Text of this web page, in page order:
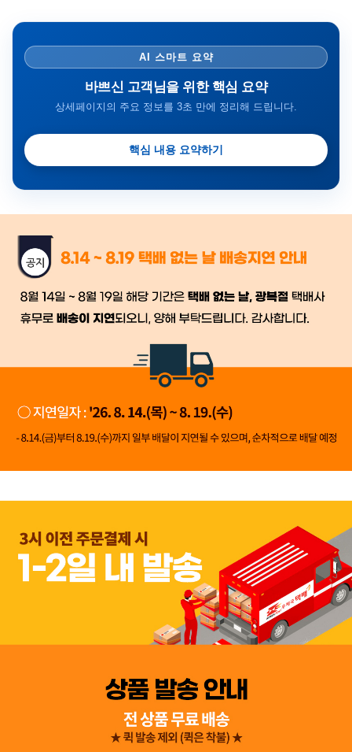
AI 스마트 요약
바쁘신 고객님을 위한 핵심 요약
상세페이지의 주요 정보를 3초 만에 정리해 드립니다.
핵심 내용 요약하기
금일 시세가 적용
배송
시작 후 환불이 불가